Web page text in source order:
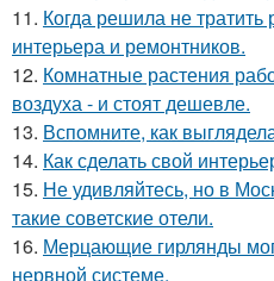
11. Когда решила не
интерьера и ремонтников.
12. Комнатные растения
воздуха - и стоят дешевле.
13. Вспомните, как
14. Как сделать свой
15. Не удивляйтесь, но в
такие советские отели.
16. Мерцающие гирлянды
нервной системе.